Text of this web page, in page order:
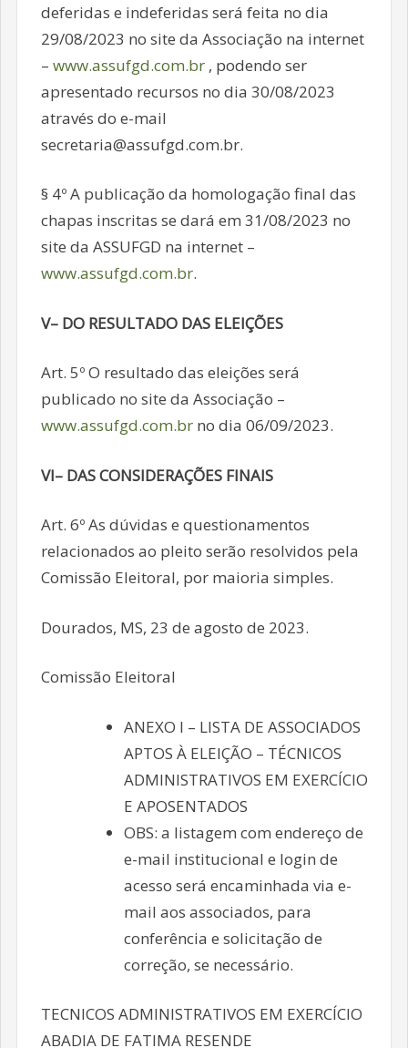
deferidas e indeferidas será feita no dia
29/08/2023 no site da Associação na internet
– www.assufgd.com.br, podendo ser
apresentado recursos no dia 30/08/2023
através do e-mail
secretaria@assufgd.com.br.
§ 4º A publicação da homologação final das
chapas inscritas se dará em 31/08/2023 no
site da ASSUFGD na internet –
www.assufgd.com.br.
V– DO RESULTADO DAS ELEIÇÕES
Art. 5º O resultado das eleições será
publicado no site da Associação –
www.assufgd.com.brno dia 06/09/2023.
VI– DAS CONSIDERAÇÕES FINAIS
Art. 6º As dúvidas e questionamentos
relacionados ao pleito serão resolvidos pela
Comissão Eleitoral, por maioria simples.
Dourados, MS, 23 de agosto de 2023.
Comissão Eleitoral
ANEXO I – LISTA DE ASSOCIADOS
APTOS À ELEIÇÃO – TÉCNICOS
ADMINISTRATIVOS EM EXERCÍCIO
E APOSENTADOS
OBS: a listagem com endereço de
e-mail institucional e login de
acesso será encaminhada via e-
mail aos associados, para
conferência e solicitação de
correção, se necessário.
TECNICOS ADMINISTRATIVOS EM EXERCÍCIO
ABADIA DE FATIMA RESENDE